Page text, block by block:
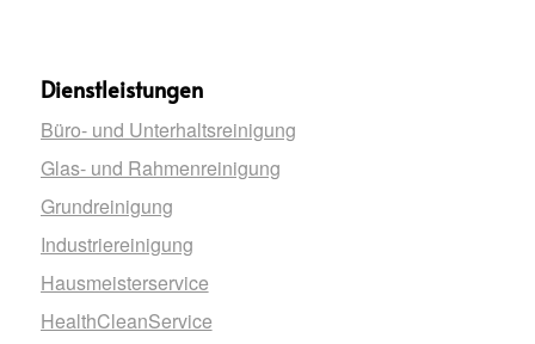
Dienstleistungen
Büro- und Unterhaltsreinigung
Glas- und Rahmenreinigung
Grundreinigung
Industriereinigung
Hausmeisterservice
HealthCleanService